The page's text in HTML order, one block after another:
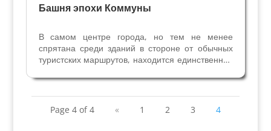
Башня эпохи Коммуны
В самом центре города, но тем не менее
спрятана среди зданий в стороне от обычных
туристских маршрутов, находится единственная
XII века. В то время Коммуна Вероны
построила надёжную защитную систему
укреплённых стен, башен...
Page 4 of 4 « 1 2 3 4